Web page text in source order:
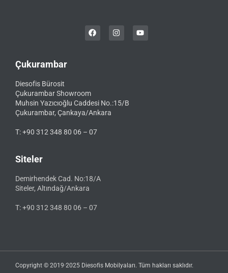
Çukurambar
Diesofis Bürosit
Çukurambar Showroom
Muhsin Yazıcıoğlu Caddesi No.:15/B
Çukurambar, Çankaya/Ankara
T: +90 312 348 80 06 – 07
Siteler
Demirhendek Cad. No:18/A
Siteler, Altındağ/Ankara
T: +90 312 348 80 06 – 07
Copyright © 2019·2025 Diesofis Mobilyaları. Tüm hakları saklıdır.